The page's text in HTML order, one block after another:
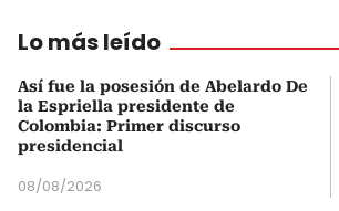
Lo más leído
Así fue la posesión de Abelardo De
la Espriella presidente de
Colombia: Primer discurso
presidencial
08/08/2026